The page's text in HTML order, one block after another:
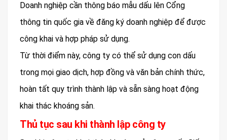
Doanh nghiệp cần thông báo mẫu dấu lên Cổng
thông tin quốc gia về đăng ký doanh nghiệp để được
công khai và hợp pháp sử dụng.
Từ thời điểm này, công ty có thể sử dụng con dấu
trong mọi giao dịch, hợp đồng và văn bản chính thức,
hoàn tất quy trình thành lập và sẵn sàng hoạt động
khai thác khoáng sản.
Thủ tục sau khi thành lập công ty